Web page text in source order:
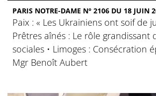
PARIS NOTRE-DAME N° 2106 DU 18 JUIN
Paix : « Les Ukrainiens ont soif de
Prêtres aînés : Le rôle grandissant
sociales • Limoges : Consécration
Mgr Benoît Aubert